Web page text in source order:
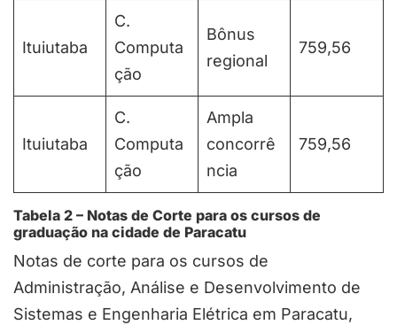
Ituiutaba
C.
Computa
ção
Bônus
regional
759,56
Ituiutaba
C.
Computa
ção
Ampla
concorrê
ncia
759,56
Tabela 2 – Notas de Corte para os cursos de
graduação na cidade de Paracatu
Notas de corte para os cursos de
Administração, Análise e Desenvolvimento de
Sistemas e Engenharia Elétrica em Paracatu,